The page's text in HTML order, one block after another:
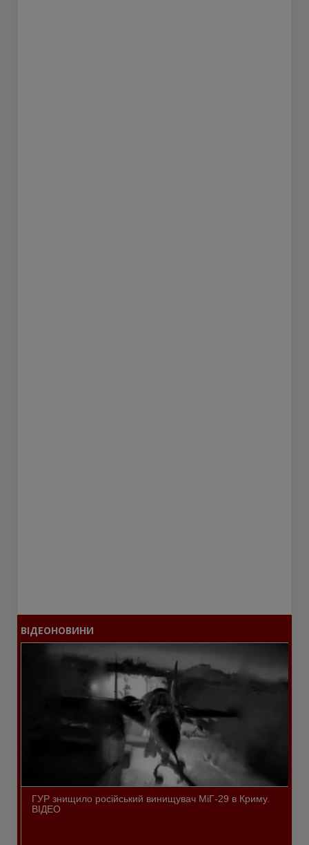
ВІДЕОНОВИНИ
ГУР знищило російський винищувач МіГ-29 в Криму.
ВІДЕО